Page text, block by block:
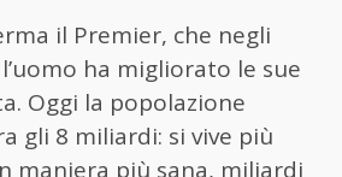
il Premier, che negli
ha migliorato le sue
Oggi la popolazione
gli 8 miliardi: si vive più
maniera più sana, miliardi